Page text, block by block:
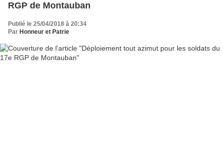
RGP de Montauban
Publié le 25/04/2018 à 20:34
Par Honneur et Patrie